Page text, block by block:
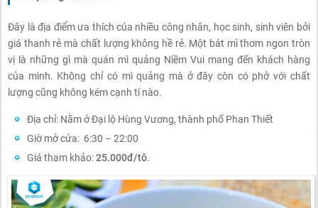
Đây là địa điểm ưa thích của nhiều công nhân, học sinh, sinh viên bởi
giá thanh rẻ mà chất lượng không hề rẻ. Một bát mì thơm ngon tròn
vị là những gì mà quán mì quảng Niềm Vui mang đến khách hàng
của mình. Không chỉ có mì quảng mà ở đây còn có phở với chất
lượng cũng không kém cạnh tí nào.
Địa chỉ: Nằm ở Đại lộ Hùng Vương, thành phố Phan Thiết
Giờ mở cửa: 6:30 – 22:00
Giá tham khảo:25.000đ/tô.